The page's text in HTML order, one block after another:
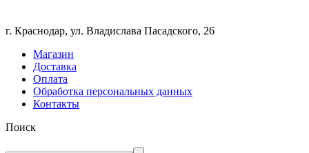
г. Краснодар, ул. Владислава Пасадского, 26
Магазин
Доставка
Оплата
Обработка персональных данных
Контакты
Поиск